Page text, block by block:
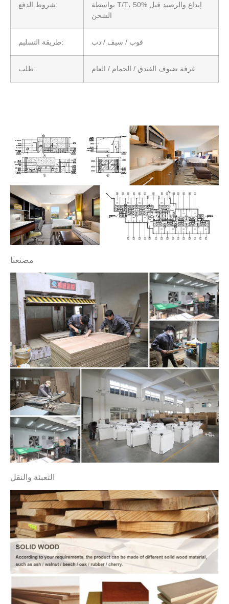
شروط الدفع:
بواسطة T/T، 50% إيداع والرصيد قبل
الشحن
طريقة التسليم: فوب / سيف / دب
طلب: غرفة ضيوف الفندق / الحمام / العام
مصنعنا
التعبئة والنقل